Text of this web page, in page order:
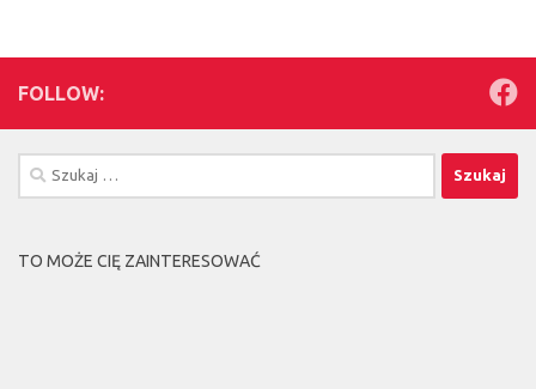
FOLLOW:
Szukaj:
TO MOŻE CIĘ ZAINTERESOWAĆ